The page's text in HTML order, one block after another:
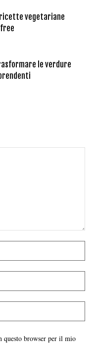
vegetariane
le verdure
questo browser per il mio